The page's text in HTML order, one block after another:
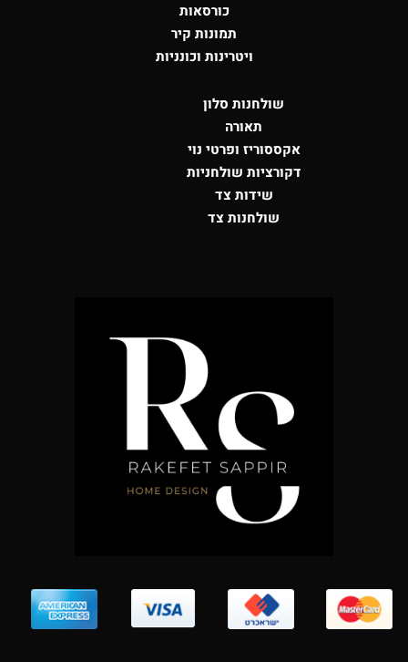
כורסאות
תמונות קיר
ויטרינות וכונניות
שולחנות סלון
תאורה
אקססוריז ופרטי נוי
דקורציות שולחניות
שידות צד
שולחנות צד